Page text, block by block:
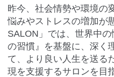
昨今、社会情勢や環境の
悩みやストレスの増加が
SALON」では、世界中
の習慣』を基盤に、深く
て、より良い人生を送る
現を支援するサロンを目